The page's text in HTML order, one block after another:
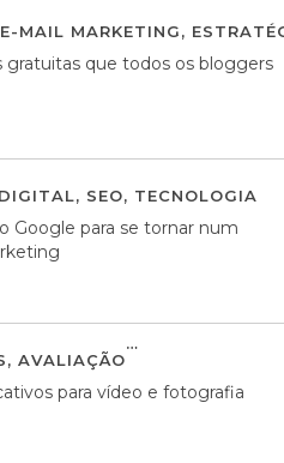
E-MAIL MARKETING,
gratuitas que todos os bloggers
, SEO, TECNOLOGIA
Google para se tornar num
, AVALIAÇÃO
para vídeo e fotografia